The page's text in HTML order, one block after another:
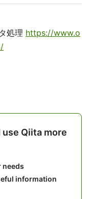
処理 https://www.o
use Qiita more
needs
information